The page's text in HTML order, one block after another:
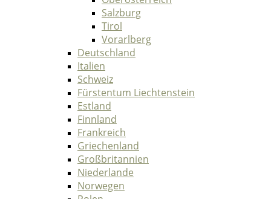
Salzburg
Tirol
Vorarlberg
Deutschland
Italien
Schweiz
Fürstentum Liechtenstein
Estland
Finnland
Frankreich
Griechenland
Großbritannien
Niederlande
Norwegen